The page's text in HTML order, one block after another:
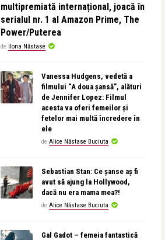
multipremiată internațional, joacă în
serialul nr. 1 al Amazon Prime, The
Power/Puterea
de Ilona Năstase
Vanessa Hudgens, vedetă a
filmului “A doua șansă”, alături
de Jennifer Lopez: Filmul
acesta va oferi femeilor și
fetelor mai multă încredere în
ele
de Alice Năstase Buciuta
Sebastian Stan: Ce șanse aș fi
avut să ajung la Hollywood,
dacă nu era mama mea?!
de Alice Năstase Buciuta
Gal Gadot – femeia fantastică